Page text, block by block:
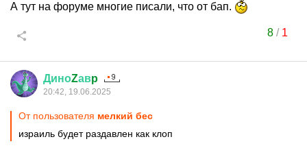
А тут на форуме многие писали, что от бап.
8/ 1
ДиноZавp
20:42, 19.06.2025
От пользователя мелкий бес
израиль будет раздавлен как клоп